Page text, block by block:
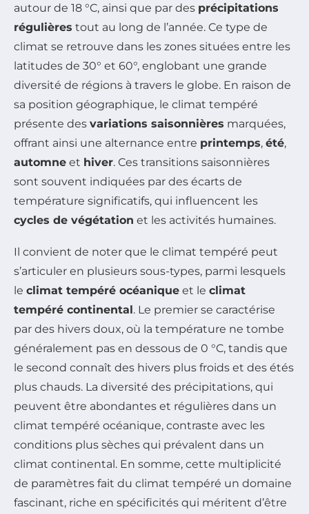
autour de 18 °C, ainsi que par des précipitations
régulières tout au long de l’année. Ce type de
climat se retrouve dans les zones situées entre les
latitudes de 30° et 60°, englobant une grande
diversité de régions à travers le globe. En raison de
sa position géographique, le climat tempéré
présente des variations saisonnières marquées,
offrant ainsi une alternance entre printemps, été,
automne et hiver. Ces transitions saisonnières
sont souvent indiquées par des écarts de
température significatifs, qui influencent les
cycles de végétation et les activités humaines.
Il convient de noter que le climat tempéré peut
s’articuler en plusieurs sous-types, parmi lesquels
le climat tempéré océanique et le climat
tempéré continental. Le premier se caractérise
par des hivers doux, où la température ne tombe
généralement pas en dessous de 0 °C, tandis que
le second connaît des hivers plus froids et des étés
plus chauds. La diversité des précipitations, qui
peuvent être abondantes et régulières dans un
climat tempéré océanique, contraste avec les
conditions plus sèches qui prévalent dans un
climat continental. En somme, cette multiplicité
de paramètres fait du climat tempéré un domaine
fascinant, riche en spécificités qui méritent d’être